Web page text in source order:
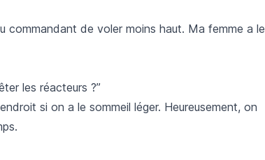
commandant de voler moins haut. Ma femme a le
les réacteurs ?”
si on a le sommeil léger. Heureusement, on